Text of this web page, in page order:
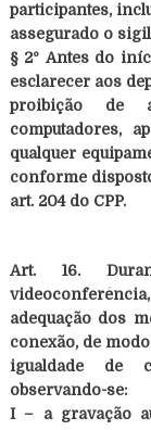
participantes,
assegurado o
§ 2º Antes do
esclarecer aos
proibição de
computadores,
qualquer
conforme
art. 204 do CPP.
Art. 16.
videoconferência,
adequação dos
conexão, de
igualdade de
observando-se:
I – a gravação